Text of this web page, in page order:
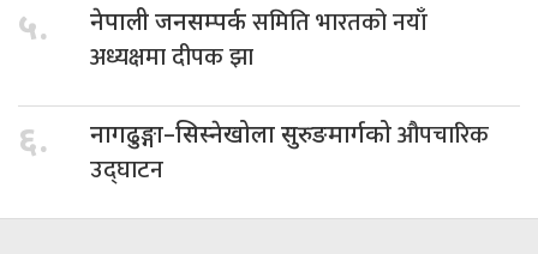
५. नेपाली जनसम्पर्कसमिति भारतको नयाँ
अध्यक्षमा दीपक झा
६. नागढुङ्गा–सिस्नेखोला सुरुङमार्गकोऔपचारिक
उद्घाटन